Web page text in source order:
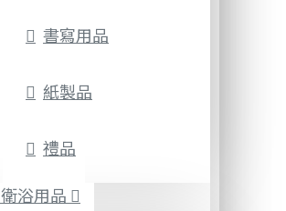
書寫用品
紙製品
禮品
衛浴用品